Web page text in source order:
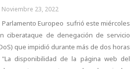
Noviembre 23, 2022
Europeo sufrió este miércoles
ciberataque de denegación de servicio
que impidió durante más de dos horas
disponibilidad de la página web del